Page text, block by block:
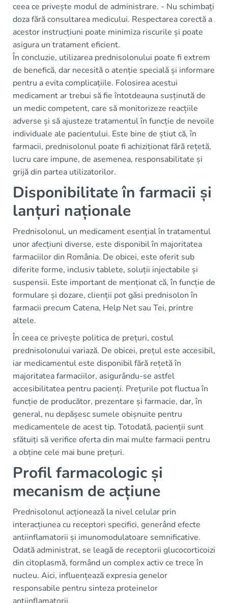
ceea ce privește modul de administrare. - Nu schimbați
doza fără consultarea medicului. Respectarea corectă a
acestor instrucțiuni poate minimiza riscurile și poate
asigura un tratament eficient.
În concluzie, utilizarea prednisolonului poate fi extrem
de benefică, dar necesită o atenție specială și informare
pentru a evita complicațiile. Folosirea acestui
medicament ar trebui să fie întotdeauna susținută de
un medic competent, care să monitorizeze reacțiile
adverse și să ajusteze tratamentul în funcție de nevoile
individuale ale pacientului. Este bine de știut că, în
farmacii, prednisolonul poate fi achiziționat fără rețetă,
lucru care impune, de asemenea, responsabilitate și
grijă din partea utilizatorilor.
Disponibilitate în farmacii și
lanțuri naționale
Prednisolonul, un medicament esențial în tratamentul
unor afecțiuni diverse, este disponibil în majoritatea
farmaciilor din România. De obicei, este oferit sub
diferite forme, inclusiv tablete, soluții injectabile și
suspensii. Este important de menționat că, în funcție de
formulare și dozare, clienții pot găsi prednisolon în
farmacii precum Catena, Help Net sau Tei, printre
altele.
În ceea ce privește politica de prețuri, costul
prednisolonului variază. De obicei, prețul este accesibil,
iar medicamentul este disponibil fără rețetă în
majoritatea farmaciilor, asigurându-se astfel
accesibilitatea pentru pacienți. Prețurile pot fluctua în
funcție de producător, prezentare și farmacie, dar, în
general, nu depășesc sumele obișnuite pentru
medicamentele de acest tip. Totodată, pacienții sunt
sfătuiți să verifice oferta din mai multe farmacii pentru
a obține cele mai bune prețuri.
Profil farmacologic și
mecanism de acțiune
Prednisolonul acționează la nivel celular prin
interacțiunea cu receptori specifici, generând efecte
antiinflamatorii și imunomodulatoare semnificative.
Odată administrat, se leagă de receptorii glucocorticoizi
din citoplasmă, formând un complex activ ce trece în
nucleu. Aici, influențează expresia genelor
responsabile pentru sinteza proteinelor